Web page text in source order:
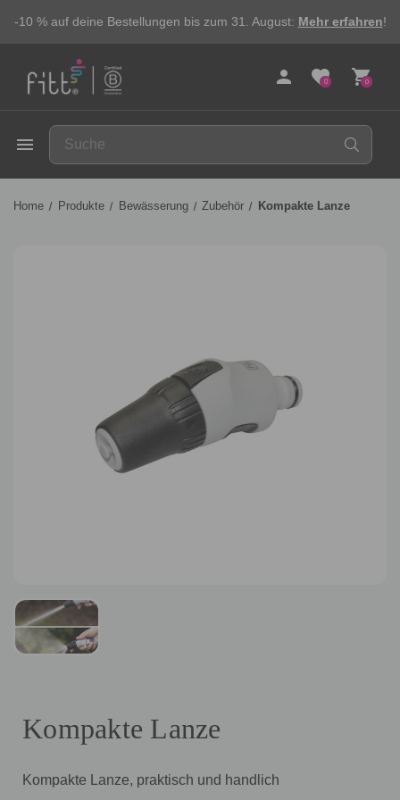
-10 % auf deine Bestellungen bis zum 31. August: Mehr erfahren!
person 0
favorite 0
shopping_cart
menu
Home Produkte Bewässerung Zubehör Kompakte Lanze
Kompakte Lanze
Kompakte Lanze, praktisch und handlich